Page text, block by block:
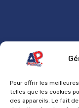
Pour offrir les
telles que les cookies
des appareils. Le fait